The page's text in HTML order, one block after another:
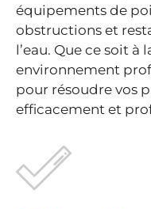
équipements de
obstructions et
l’eau. Que ce soit à
environnement
pour résoudre vos
efficacement et